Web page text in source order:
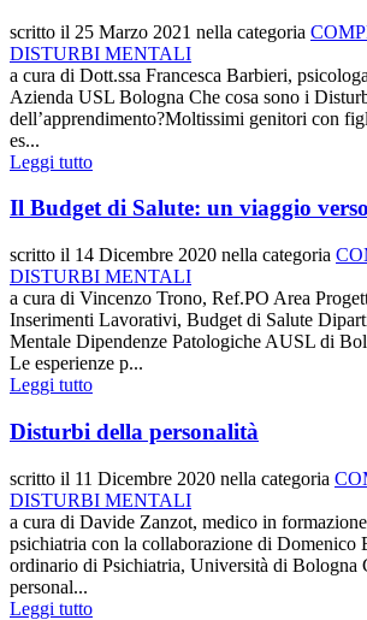
scritto il 25 Marzo 2021 nella categoria
DISTURBI MENTALI
a cura di Dott.ssa Francesca Barbieri,
Azienda USL Bologna Che cosa sono i
dell’apprendimento?Moltissimi genitori con
es...
Leggi tutto
Il Budget di Salute: un viaggio
scritto il 14 Dicembre 2020 nella categoria
DISTURBI MENTALI
a cura di Vincenzo Trono, Ref.PO Area
Inserimenti Lavorativi, Budget di Salute
Mentale Dipendenze Patologiche AUSL di
Le esperienze p...
Leggi tutto
Disturbi della personalità
scritto il 11 Dicembre 2020 nella categoria
DISTURBI MENTALI
a cura di Davide Zanzot, medico in
psichiatria con la collaborazione di Domenico
ordinario di Psichiatria, Università di Bologna
personal...
Leggi tutto